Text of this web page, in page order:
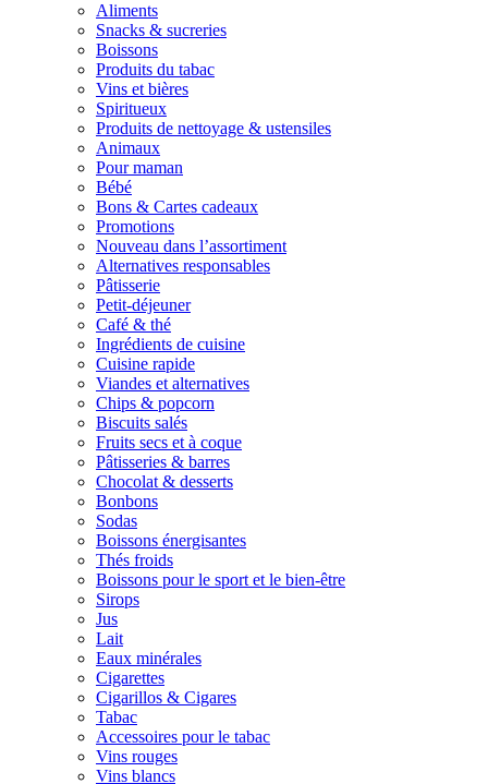
Aliments
Snacks & sucreries
Boissons
Produits du tabac
Vins et bières
Spiritueux
Produits de nettoyage & ustensiles
Animaux
Pour maman
Bébé
Bons & Cartes cadeaux
Promotions
Nouveau dans l’assortiment
Alternatives responsables
Pâtisserie
Petit-déjeuner
Café & thé
Ingrédients de cuisine
Cuisine rapide
Viandes et alternatives
Chips & popcorn
Biscuits salés
Fruits secs et à coque
Pâtisseries & barres
Chocolat & desserts
Bonbons
Sodas
Boissons énergisantes
Thés froids
Boissons pour le sport et le bien-être
Sirops
Jus
Lait
Eaux minérales
Cigarettes
Cigarillos & Cigares
Tabac
Accessoires pour le tabac
Vins rouges
Vins blancs